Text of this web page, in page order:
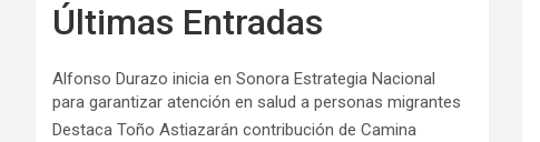
Últimas Entradas
Alfonso Durazo inicia en Sonora Estrategia Nacional
para garantizar atención en salud a personas migrantes
Destaca Toño Astiazarán contribución de Camina